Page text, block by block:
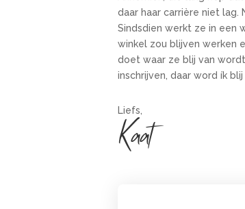
daar haar carrière niet lag.
Sindsdien werkt ze in een
winkel zou blijven werken
doet waar ze blij van
inschrijven, daar word ík blij
Liefs,
Kaat